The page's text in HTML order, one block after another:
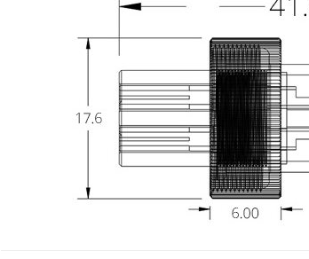
Amplificateur 4 Voies pour...
AUDIOPHONICS DAW-S250NC